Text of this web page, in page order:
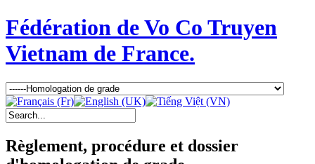
Fédération de Vo Co Truyen
Vietnam de France.
Règlement, procédure et dossier